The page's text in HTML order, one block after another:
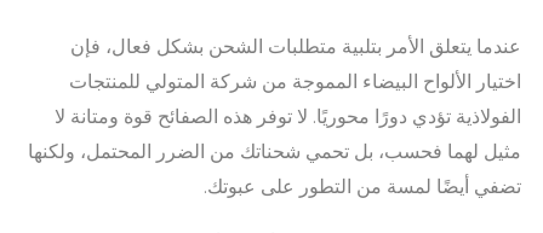
عندما يتعلق الأمر بتلبية متطلبات الشحن بشكل فعال، فإن
اختيار الألواح البيضاء المموجة من شركة المتولي للمنتجات
الفولاذية تؤدي دورًا محوريًا. لا توفر هذه الصفائح قوة ومتانة لا
مثيل لهما فحسب، بل تحمي شحناتك من الضرر المحتمل، ولكنها
تضفي أيضًا لمسة من التطور على عبوتك.